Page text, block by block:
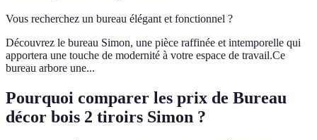
Vous recherchez un bureau élégant et fonctionnel ?
Découvrez le bureau Simon, une pièce raffinée et intemporelle qui
apportera une touche de modernité à votre espace de travail.Ce
bureau arbore une...
Pourquoi comparer les prix de Bureau
décor bois 2 tiroirs Simon ?